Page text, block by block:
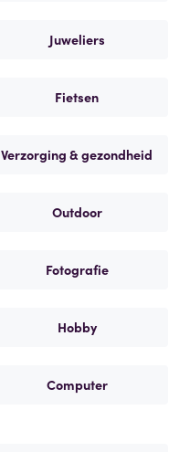
Juweliers
Fietsen
Verzorging & gezondheid
Outdoor
Fotografie
Hobby
Computer